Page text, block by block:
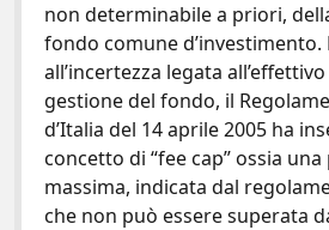
non determinabile a priori,
fondo comune d’investimento.
all’incertezza legata
gestione del fondo, il
d’Italia del 14 aprile 2005 ha
concetto di “fee cap” ossia
massima, indicata dal
che non può essere superata